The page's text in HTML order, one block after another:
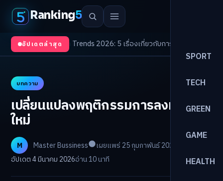
Ranking5
SPORT
TECH
GREEN
GAME
HEALTH
อัปเดตล่าสุด
Health Trends 2026: 5 เรื่องเกี่ยวกับการแพทย์ที่ควรรู้/
บทความ
เปลี่ยนแปลงพฤติกรรมการลงทุนยุค
ใหม่
M Master Bussiness
เผยแพร่ 25 กุมภาพันธ์ 2026
อัปเดต 4 มีนาคม 2026อ่าน 10 นาที